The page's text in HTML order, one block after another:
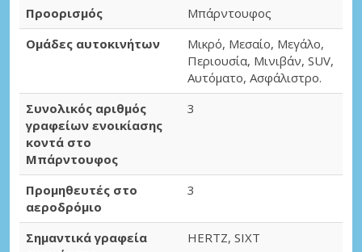
Προορισμός
Μπάρντουφος
Ομάδες αυτοκινήτων
Μικρό, Μεσαίο, Μεγάλο,
Περιουσία, Μινιβάν, SUV,
Αυτόματο, Ασφάλιστρο.
Συνολικός αριθμός
γραφείων ενοικίασης
κοντά στο
Μπάρντουφος
3
Προμηθευτές στο
αεροδρόμιο
3
Σημαντικά γραφεία
HERTZ, SIXT